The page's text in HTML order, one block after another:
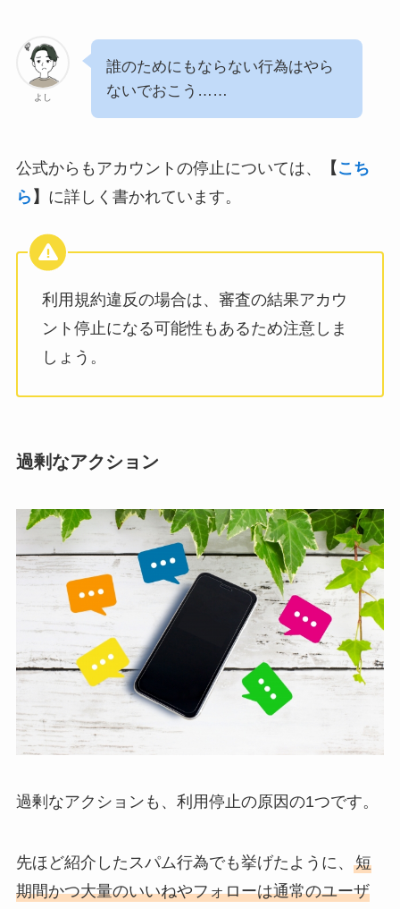
よし
誰のためにもならない行為はやら
ないでおこう……
公式からもアカウントの停止については、 【 こち
ら 】 に詳しく書かれています。
利用規約違反の場合は、審査の結果アカウ
ント停止になる可能性もあるため注意しま
しょう。
過剰なアクション
過剰なアクションも、利用停止の原因の1つです。
先ほど紹介したスパム行為でも挙げたように、 短
期間かつ大量のいいねやフォローは通常のユーザ